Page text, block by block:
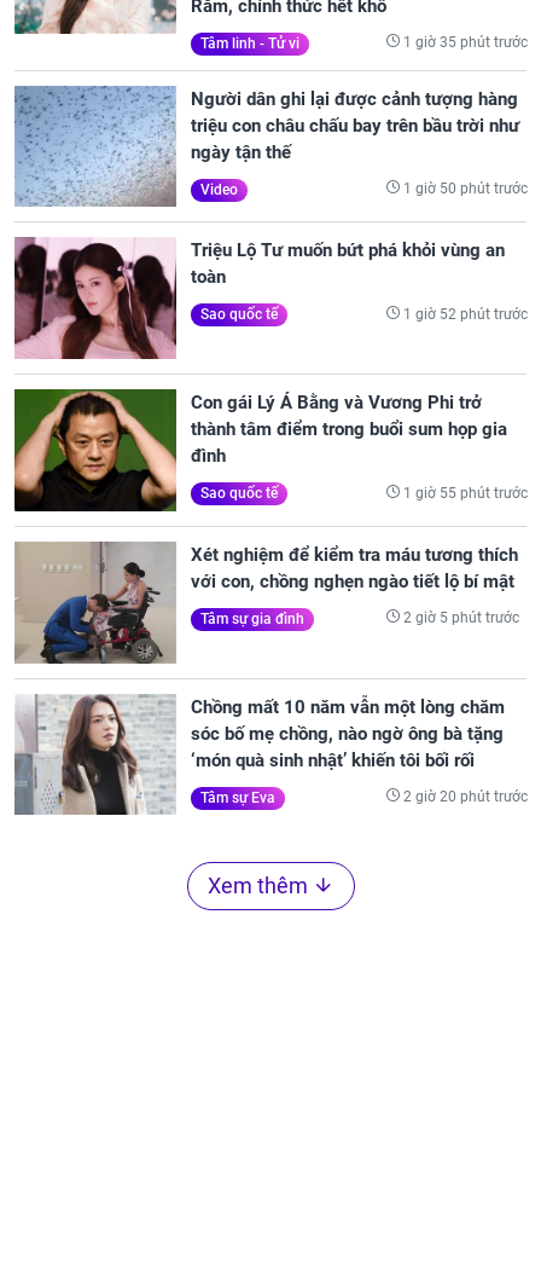
Rằm, chính thức hết khổ
Tâm linh - Tử vi 1 giờ 35 phút trước
Người dân ghi lại được cảnh tượng hàng
triệu con châu chấu bay trên bầu trời như
ngày tận thế
Video 1 giờ 50 phút trước
Triệu Lộ Tư muốn bứt phá khỏi vùng an
toàn
Sao quốc tế 1 giờ 52 phút trước
Con gái Lý Á Bằng và Vương Phi trở
thành tâm điểm trong buổi sum họp gia
đình
Sao quốc tế 1 giờ 55 phút trước
Xét nghiệm để kiểm tra máu tương thích
với con, chồng nghẹn ngào tiết lộ bí mật
Tâm sự gia đình 2 giờ 5 phút trước
Chồng mất 10 năm vẫn một lòng chăm
sóc bố mẹ chồng, nào ngờ ông bà tặng
‘món quà sinh nhật’ khiến tôi bối rối
Tâm sự Eva 2 giờ 20 phút trước
Xem thêm